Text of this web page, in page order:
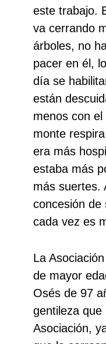
este trabajo.
va cerrando
árboles, no
pacer en él,
día se
están
menos con
monte
era más
estaba más
más suertes.
concesión de
cada vez es
La
de mayor
Osés de 97
gentileza que
Asociación,